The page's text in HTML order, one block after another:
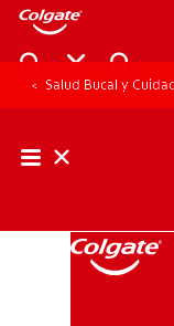
Salud Bucal y